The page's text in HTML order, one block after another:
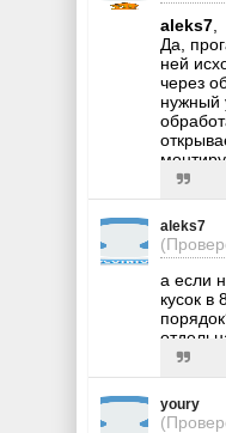
aleks7
Да,
ней
через
нужный
aleks7
а если
кусок в
youry